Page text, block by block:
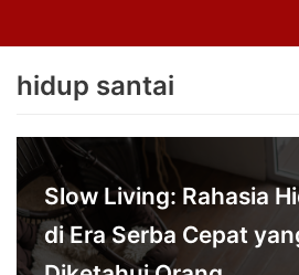
content
hidup santai
Slow Living: Rahasia
di Era Serba Cepat